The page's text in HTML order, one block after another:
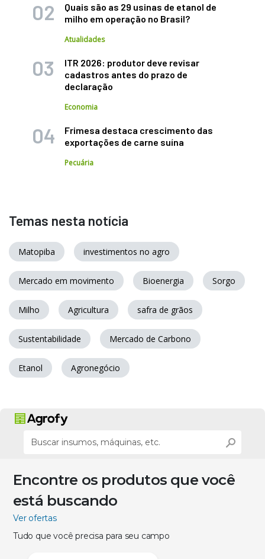
Quais são as 29 usinas de etanol de
milho em operação no Brasil?
Atualidades
ITR 2026: produtor deve revisar
cadastros antes do prazo de
declaração
Economia
Frimesa destaca crescimento das
exportações de carne suína
Pecuária
Temas nesta notícia
Matopiba investimentos no agro
Mercado em movimento Bioenergia Sorgo
Milho Agricultura safra de grãos
Sustentabilidade Mercado de Carbono
Etanol Agronegócio
Encontre os produtos que você
está buscando
Ver ofertas
Tudo que você precisa para seu campo